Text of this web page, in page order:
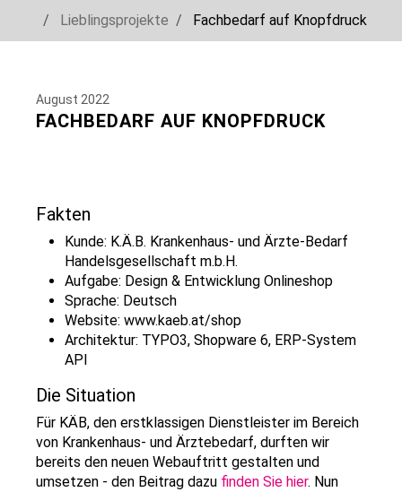
Lieblingsprojekte
Fachbedarf auf Knopfdruck
August 2022
FACHBEDARF AUF KNOPFDRUCK
Fakten
Kunde: K.Ä.B. Krankenhaus- und Ärzte-Bedarf
Handelsgesellschaft m.b.H.
Aufgabe: Design & Entwicklung Onlineshop
Sprache: Deutsch
Website: www.kaeb.at/shop
Architektur: TYPO3, Shopware 6, ERP-System
API
Die Situation
Für KÄB, den erstklassigen Dienstleister im Bereich
von Krankenhaus- und Ärztebedarf, durften wir
bereits den neuen Webauftritt gestalten und
umsetzen - den Beitrag dazu finden Sie hier. Nun